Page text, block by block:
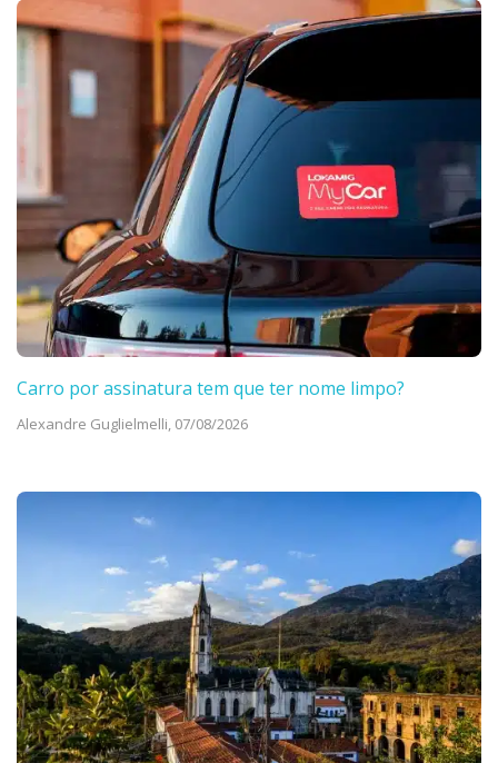
Carro por assinatura tem que ter nome limpo?
Alexandre Guglielmelli, 07/08/2026